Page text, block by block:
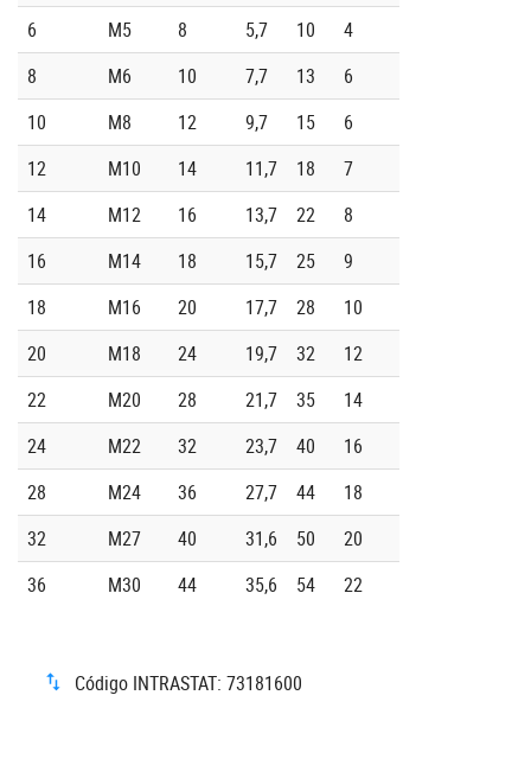
6 M5 8 5,7 10
4
8
M6 10 7,7 13
6
10
M8 12 9,7 15
6
12
M10 14 11,7 18
7
14
M12 16 13,7 22
8
16
M14 18 15,7 25
9
18
M16 20 17,7 28
10
20
M18 24 19,7 32
12
22
M20 28 21,7 35
14
24
M22 32 23,7 40
16
28
M24 36 27,7 44
18
32
M27 40 31,6 50
20
36
M30 44 35,6 54 22
Código INTRASTAT: 73181600